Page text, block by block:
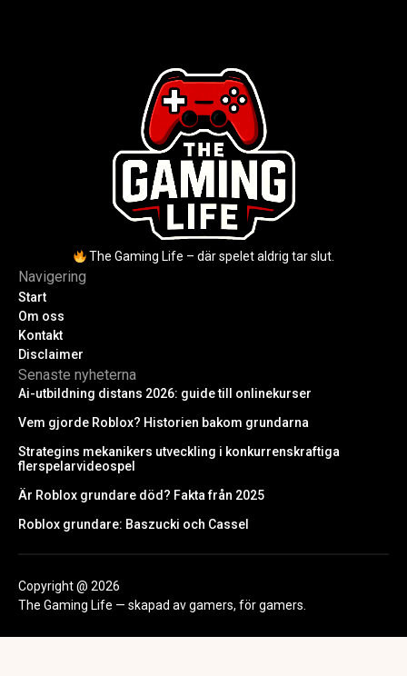
The Gaming Life – där spelet aldrig tar slut.
Navigering
Start
Om oss
Kontakt
Disclaimer
Senaste nyheterna
Ai-utbildning distans 2026: guide till onlinekurser
Vem gjorde Roblox? Historien bakom grundarna
Strategins mekanikers utveckling i konkurrenskraftiga
flerspelarvideospel
Är Roblox grundare död? Fakta från 2025
Roblox grundare: Baszucki och Cassel
Copyright @ 2026
The Gaming Life — skapad av gamers, för gamers.